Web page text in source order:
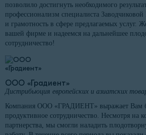
позволило достигнуть необходимого
профессионализм специалиста
и грамотность в сфере предлагаемых услуг.
вашей фирме и надеемся на дальнейшее
сотрудничество!
ООО «Градиент»
Дистрибьюция европейских и азиатских
Компания ООО «ГРАДИЕНТ» выражает Вам
продуктивное сотрудничество. Несмотря на
партнерства, мы смогли наладить